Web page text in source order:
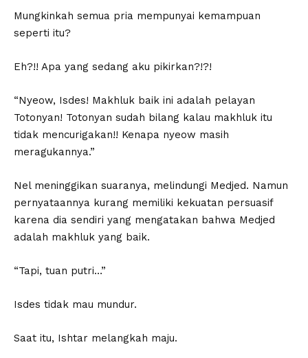
Mungkinkah semua pria mempunyai kemampuan
seperti itu?
Eh?!! Apa yang sedang aku pikirkan?!?!
“Nyeow, Isdes! Makhluk baik ini adalah pelayan
Totonyan! Totonyan sudah bilang kalau makhluk itu
tidak mencurigakan!! Kenapa nyeow masih
meragukannya.”
Nel meninggikan suaranya, melindungi Medjed. Namun
pernyataannya kurang memiliki kekuatan persuasif
karena dia sendiri yang mengatakan bahwa Medjed
adalah makhluk yang baik.
“Tapi, tuan putri…”
Isdes tidak mau mundur.
Saat itu, Ishtar melangkah maju.